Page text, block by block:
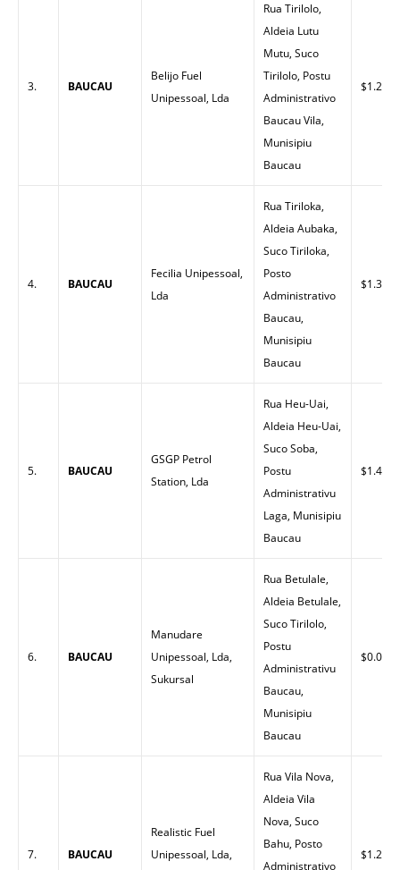
3. BAUCAU
Belijo Fuel
Unipessoal, Lda
Rua Tirilolo,
Aldeia Lutu
Mutu, Suco
Tirilolo, Postu
Administrativo
Baucau Vila,
Munisipiu
Baucau
$1.26
4. BAUCAU
Fecilia Unipessoal,
Lda
Rua Tiriloka,
Aldeia Aubaka,
Suco Tiriloka,
Posto
Administrativo
Baucau,
Munisipiu
Baucau
$1.35
5. BAUCAU
GSGP Petrol
Station, Lda
Rua Heu-Uai,
Aldeia Heu-Uai,
Suco Soba,
Postu
Administrativu
Laga, Munisipiu
Baucau
$1.43
6. BAUCAU
Manudare
Unipessoal, Lda,
Sukursal
Rua Betulale,
Aldeia Betulale,
Suco Tirilolo,
Postu
Administrativu
Baucau,
Munisipiu
Baucau
$0.00
7. BAUCAU
Realistic Fuel
Unipessoal, Lda,
Rua Vila Nova,
Aldeia Vila
Nova, Suco
Bahu, Posto
Administrativo
$1.26